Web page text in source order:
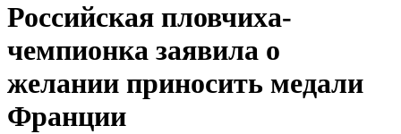
Российская пловчиха-
чемпионка заявила о
желании приносить медали
Франции